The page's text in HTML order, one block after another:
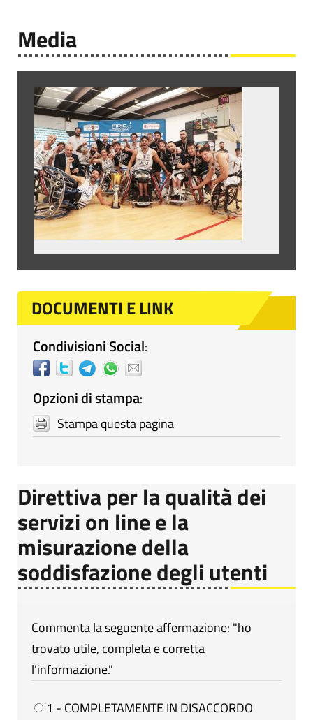
Media
DOCUMENTI E LINK
Condivisioni Social:
Opzioni di stampa:
Stampa questa pagina
Direttiva per la qualità dei
servizi on line e la
misurazione della
soddisfazione degli utenti
Commenta la seguente affermazione: "ho
trovato utile, completa e corretta
l'informazione."
1 - COMPLETAMENTE IN DISACCORDO